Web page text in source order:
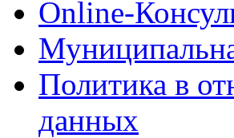
Online-
Политика в
данных